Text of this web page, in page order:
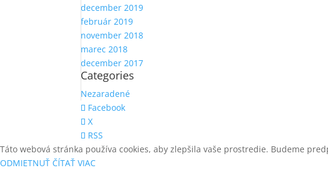
december 2019
február 2019
november 2018
marec 2018
december 2017
Categories
Nezaradené
Facebook
X
RSS
Táto webová stránka používa cookies, aby zlepšila vaše prostredie. Budeme
ODMIETNUŤ ČÍTAŤ VIAC